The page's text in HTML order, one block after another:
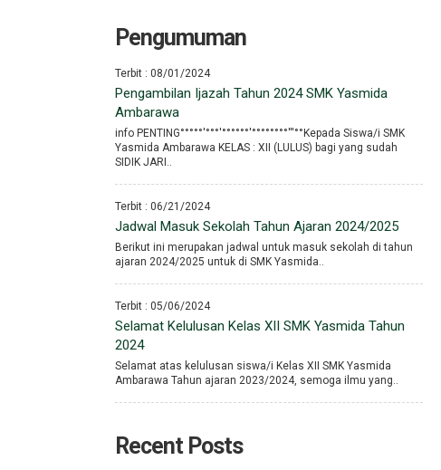
Pengumuman
Terbit : 08/01/2024
Pengambilan Ijazah Tahun 2024 SMK Yasmida
Ambarawa
info PENTING°°°°°′°°°′°°°°°°′°°°°°°°°′′′°°Kepada Siswa/i SMK
Yasmida Ambarawa KELAS : XII (LULUS) bagi yang sudah
SIDIK JARI..
Terbit : 06/21/2024
Jadwal Masuk Sekolah Tahun Ajaran 2024/2025
Berikut ini merupakan jadwal untuk masuk sekolah di tahun
ajaran 2024/2025 untuk di SMK Yasmida..
Terbit : 05/06/2024
Selamat Kelulusan Kelas XII SMK Yasmida Tahun
2024
Selamat atas kelulusan siswa/i Kelas XII SMK Yasmida
Ambarawa Tahun ajaran 2023/2024, semoga ilmu yang..
Recent Posts